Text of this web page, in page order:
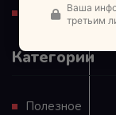
Политика
Категории
Полезное
Ваша
третьим